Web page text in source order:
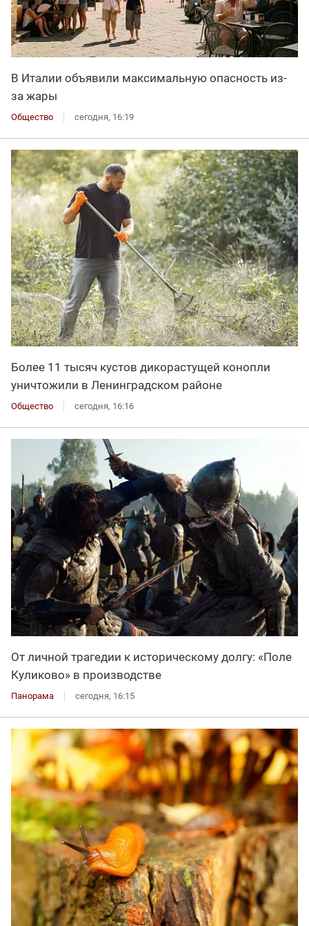
В Италии объявили максимальную опасность из-
за жары
Общество сегодня, 16:19
Более 11 тысяч кустов дикорастущей конопли
уничтожили в Ленинградском районе
Общество сегодня, 16:16
От личной трагедии к историческому долгу: «Поле
Куликово» в производстве
Панорама сегодня, 16:15